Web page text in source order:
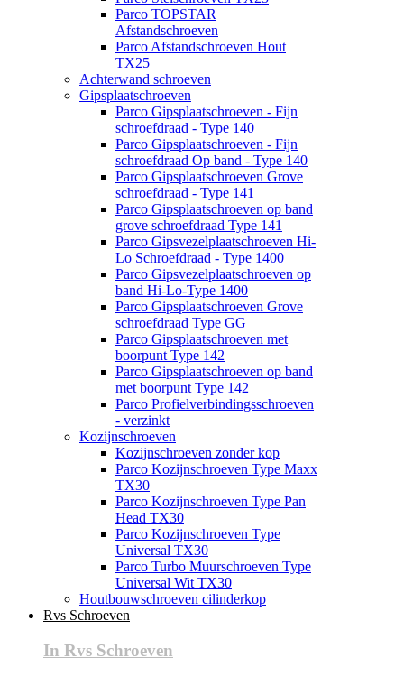
Parco TOPSTAR
Afstandschroeven
Parco Afstandschroeven Hout
TX25
Achterwand schroeven
Gipsplaatschroeven
Parco Gipsplaatschroeven - Fijn
schroefdraad - Type 140
Parco Gipsplaatschroeven - Fijn
schroefdraad Op band - Type 140
Parco Gipsplaatschroeven Grove
schroefdraad - Type 141
Parco Gipsplaatschroeven op band
grove schroefdraad Type 141
Parco Gipsvezelplaatschroeven Hi-
Lo Schroefdraad - Type 1400
Parco Gipsvezelplaatschroeven op
band Hi-Lo-Type 1400
Parco Gipsplaatschroeven Grove
schroefdraad Type GG
Parco Gipsplaatschroeven met
boorpunt Type 142
Parco Gipsplaatschroeven op band
met boorpunt Type 142
Parco Profielverbindingsschroeven
- verzinkt
Kozijnschroeven
Kozijnschroeven zonder kop
Parco Kozijnschroeven Type Maxx
TX30
Parco Kozijnschroeven Type Pan
Head TX30
Parco Kozijnschroeven Type
Universal TX30
Parco Turbo Muurschroeven Type
Universal Wit TX30
Houtbouwschroeven cilinderkop
Rvs Schroeven
In Rvs Schroeven